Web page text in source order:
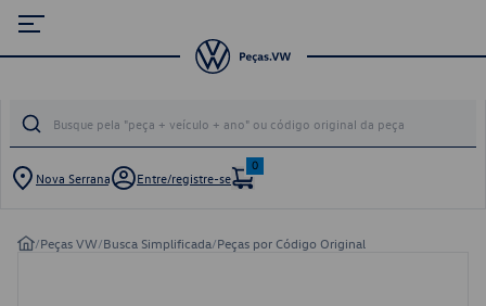
Nova Serrana Entre/registre-se
0
/Peças VW/Busca Simplificada/Peças por Código Original